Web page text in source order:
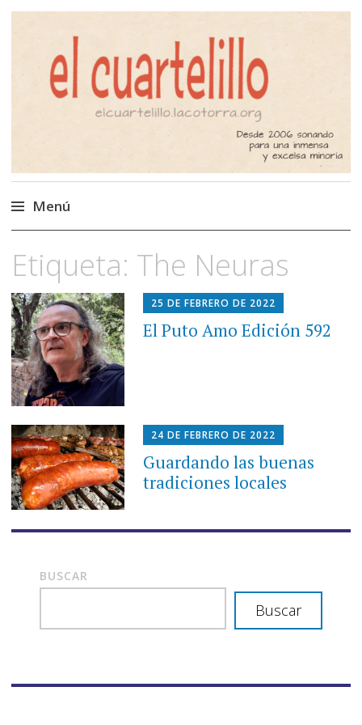
El Cuartelillo
Programa de radio de música
independiente. Podcast
Menú
al
contenido
Etiqueta: The Neuras
25 DE FEBRERO DE 2022
El Puto Amo Edición 592
24 DE FEBRERO DE 2022
Guardando las buenas
tradiciones locales
BUSCAR
Buscar